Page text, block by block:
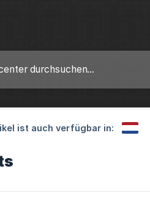
ist auch verfügbar in: